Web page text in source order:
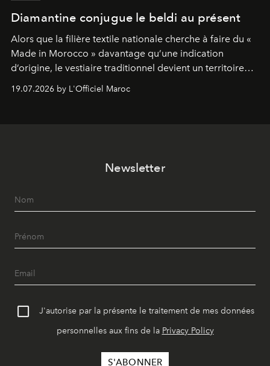
Diamantine conjugue le beldi au présent
Alors que la filière textile nationale cherche à faire du «
Made in Morocco » davantage qu’une indication
d’origine, le vestiaire traditionnel devient un territoire
d’expérimentation. Avec Néo Beldi, Diamantine en
révise les proportions et les usages pour l’inscrire dans
19.07.2026 by L'Officiel Maroc
Newsletter
J'autorise par la présente le traitement de mes données
personnelles aux fins de la Privacy Policy